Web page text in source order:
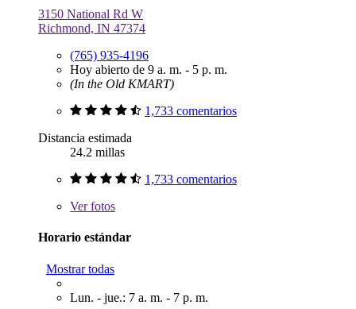
3150 National Rd W
Richmond, IN 47374
(765) 935-4196
Hoy abierto de 9 a. m. - 5 p. m.
(In the Old KMART)
1,733 comentarios
Distancia estimada
24.2 millas
1,733 comentarios
Verfotos
Horario estándar
Mostrar todas
Lun. - jue.: 7 a. m. - 7 p. m.